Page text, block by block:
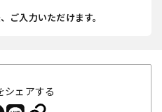
ご入力いただけます。
シェアする